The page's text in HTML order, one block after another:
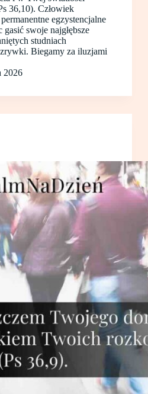
36,10). Człowiek
egzystencjalne
swoje najgłębsze
studniach
Biegamy za iluzjami
2026